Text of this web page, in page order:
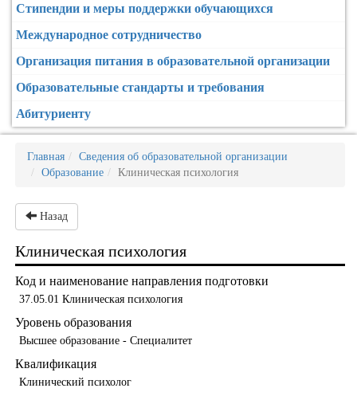
Стипендии и меры поддержки обучающихся
Международное сотрудничество
Организация питания в образовательной организации
Образовательные стандарты и требования
Абитуриенту
Главная
Сведения об образовательной организации
Образование
Клиническая психология
Назад
Клиническая психология
Код и наименование направления подготовки
37.05.01 Клиническая психология
Уровень образования
Высшее образование - Специалитет
Квалификация
Клинический психолог